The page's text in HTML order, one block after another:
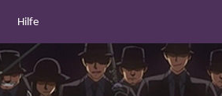
Hilfe